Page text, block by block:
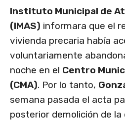
Instituto Municipal de
(IMAS) informara que el
vivienda precaria había
voluntariamente
noche en el Centro
(CMA). Por lo tanto,
semana pasada el acta
posterior demolición de la